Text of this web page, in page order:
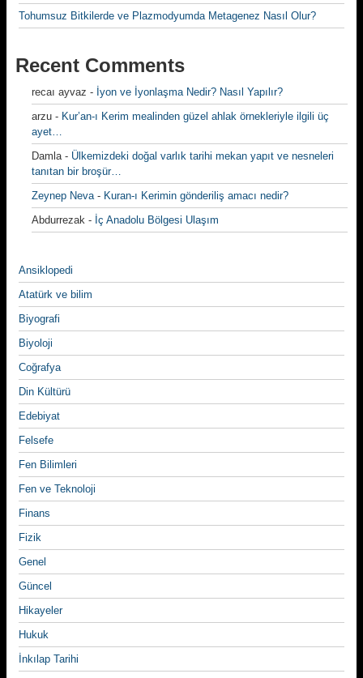
Tohumsuz Bitkilerde ve Plazmodyumda Metagenez Nasıl Olur?
Recent Comments
recaı ayvaz - İyon ve İyonlaşma Nedir? Nasıl Yapılır?
arzu - Kur’an-ı Kerim mealinden güzel ahlak örnekleriyle ilgili üç
ayet…
Damla- Ülkemizdeki doğal varlık tarihi mekan yapıt ve nesneleri
tanıtan bir broşür…
Zeynep Neva- Kuran-ı Kerimin gönderiliş amacı nedir?
Abdurrezak - İç Anadolu Bölgesi Ulaşım
Ansiklopedi
Atatürk ve bilim
Biyografi
Biyoloji
Coğrafya
Din Kültürü
Edebiyat
Felsefe
Fen Bilimleri
Fen ve Teknoloji
Finans
Fizik
Genel
Güncel
Hikayeler
Hukuk
İnkılap Tarihi